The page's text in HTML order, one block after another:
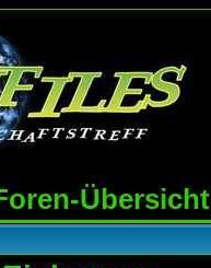
Übersicht